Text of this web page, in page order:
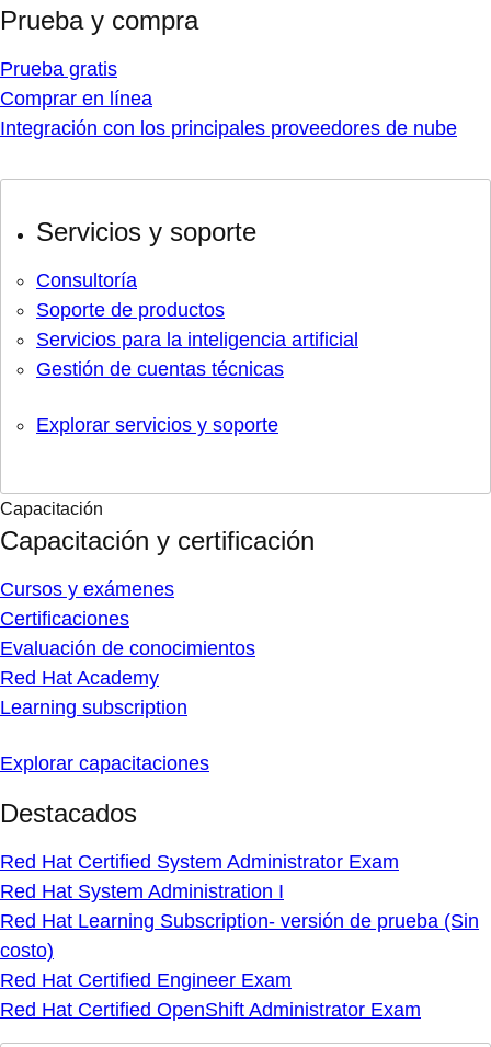
Prueba y compra
Prueba gratis
Comprar en línea
Integración con los principales proveedores de nube
Servicios y soporte
Consultoría
Soporte de productos
Servicios para la inteligencia artificial
Gestión de cuentas técnicas
Explorar servicios y soporte
Capacitación
Capacitación y certificación
Cursos y exámenes
Certificaciones
Evaluación de conocimientos
Red Hat Academy
Learning subscription
Explorar capacitaciones
Destacados
Red Hat Certified System Administrator Exam
Red Hat System Administration I
Red Hat Learning Subscription- versión de prueba (Sin
costo)
Red Hat Certified Engineer Exam
Red Hat Certified OpenShift Administrator Exam